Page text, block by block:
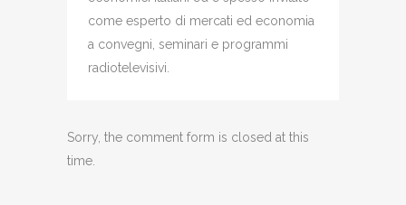
come esperto di mercati ed economia
a convegni, seminari e programmi
radiotelevisivi.
Sorry, the comment form is closed at this
time.